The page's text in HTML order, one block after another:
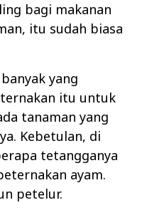
bagi makanan
itu sudah biasa
yang
itu untuk
tanaman yang
Kebetulan, di
tetangganya
ayam.
petelur.